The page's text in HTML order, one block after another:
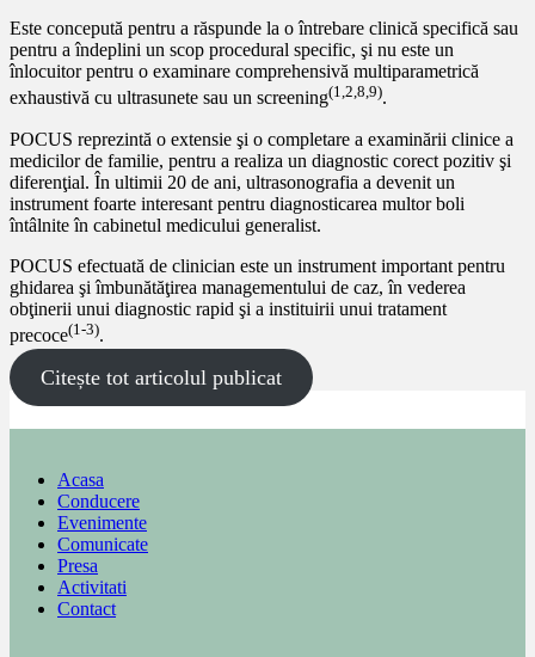
Este concepută pentru a răspunde la o întrebare clinică specifică sau
pentru a îndeplini un scop procedural specific, şi nu este un
înlocuitor pentru o examinare comprehensivă multiparametrică
exhaustivă cu ultrasunete sau un screening(1,2,8,9).
POCUS reprezintă o extensie şi o completare a examinării clinice a
medicilor de familie, pentru a realiza un diagnostic corect pozitiv şi
diferenţial. În ultimii 20 de ani, ultrasonografia a devenit un
instrument foarte interesant pentru diagnosticarea multor boli
întâlnite în cabinetul medicului generalist.
POCUS efectuată de clinician este un instrument important pentru
ghidarea şi îmbunătăţirea managementului de caz, în vederea
obţinerii unui diagnostic rapid şi a instituirii unui tratament
precoce(1-3).
Citește tot articolul publicat
Acasa
Conducere
Evenimente
Comunicate
Presa
Activitati
Contact